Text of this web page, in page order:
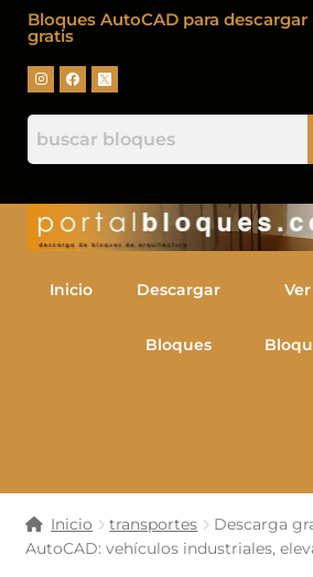
Bloques AutoCAD para descargar
gratis
Inicio Descargar
Bloques
Ver
Inicio transportes
Descarga
AutoCAD: vehículos industriales,